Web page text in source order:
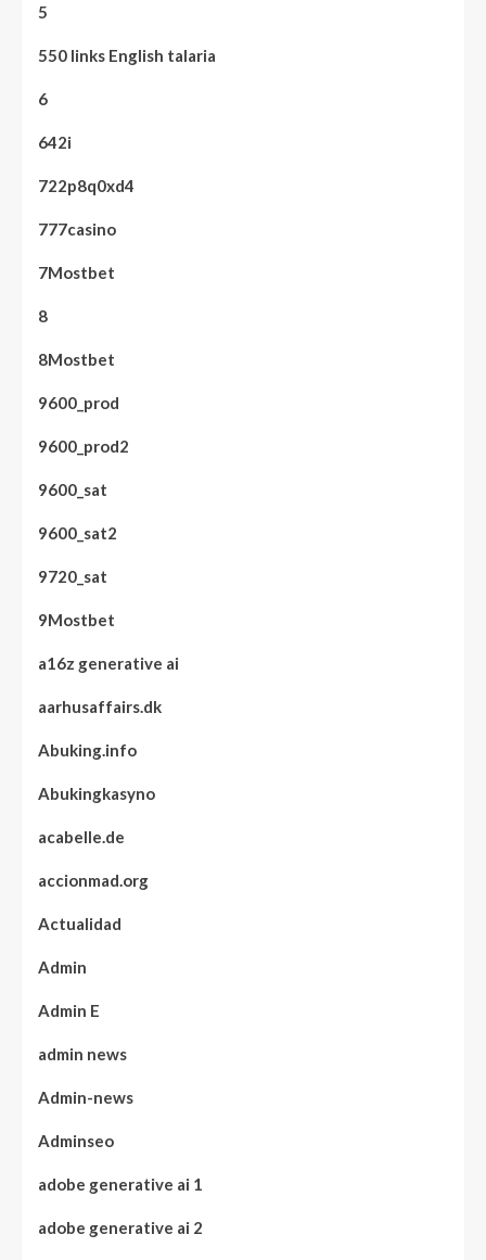
5
550 links English talaria
6
642i
722p8q0xd4
777casino
7Mostbet
8
8Mostbet
9600_prod
9600_prod2
9600_sat
9600_sat2
9720_sat
9Mostbet
a16z generative ai
aarhusaffairs.dk
Abuking.info
Abukingkasyno
acabelle.de
accionmad.org
Actualidad
Admin
Admin E
admin news
Admin-news
Adminseo
adobe generative ai 1
adobe generative ai 2